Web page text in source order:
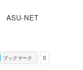
著
ASU-NET
0
ブックマーク